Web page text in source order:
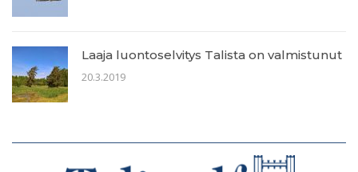
Laaja luontoselvitys Talista on valmistunut
20.3.2019